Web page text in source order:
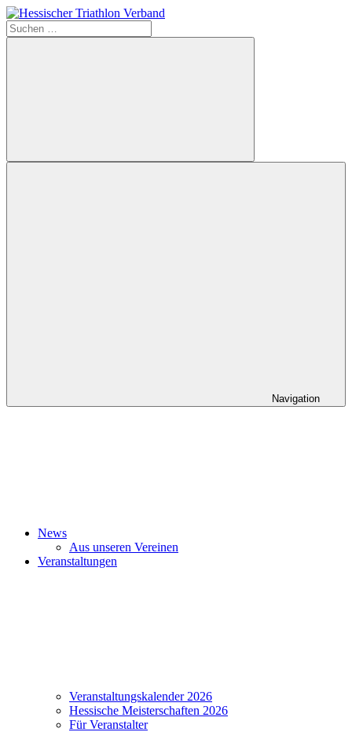
Zum
Inhalt
springen
Hessischer
Suchen
nach:
Suchen
Navigation
News
Aus unseren Vereinen
Veranstaltungen
Veranstaltungskalender 2026
Hessische Meisterschaften 2026
Für Veranstalter